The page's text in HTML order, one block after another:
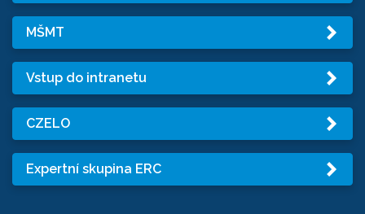
MŠMT
Vstup do intranetu
CZELO
Expertní skupina ERC